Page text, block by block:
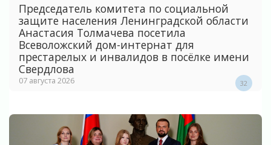
Председатель комитета по социальной
защите населения Ленинградской области
Анастасия Толмачева посетила
Всеволожский дом-интернат для
престарелых и инвалидов в посёлке имени
Свердлова
07 августа 2026 32